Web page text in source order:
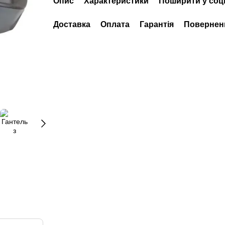
Доставка Оплата Гарантія